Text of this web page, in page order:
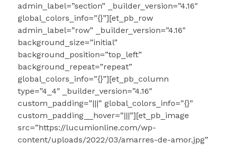
admin_label=”section” _builder_version=”4.16″
global_colors_info=”{}”][et_pb_row
admin_label=”row” _builder_version=”4.16″
background_size=”initial”
background_position=”top_left”
background_repeat=”repeat”
global_colors_info=”{}”][et_pb_column
type=”4_4″ _builder_version=”4.16″
custom_padding=”|||” global_colors_info=”{}”
custom_padding__hover=”|||”][et_pb_image
src=”https://lucumionline.com/wp-
content/uploads/2022/03/amarres-de-amor.jpg”